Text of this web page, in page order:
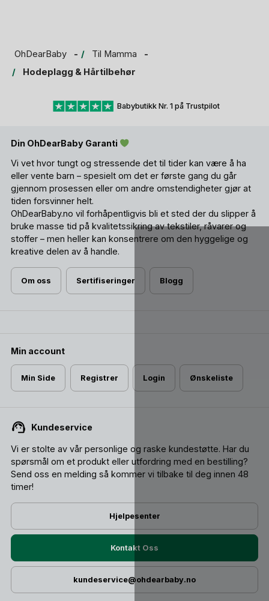
OhDearBaby
Til Mamma
Hodeplagg & Hårtilbehør
Babybutikk Nr. 1 på Trustpilot
Din OhDearBaby Garanti
Vi vet hvor tungt og stressende det til tider kan være å ha
eller vente barn – spesielt om det er første gang du går
gjennom prosessen eller om andre omstendigheter gjør at
tiden forsvinner helt.
OhDearBaby.no vil forhåpentligvis bli et sted der du slipper å
bruke masse tid på kvalitetssikring av tekstiler, råvarer og
stoffer – men heller kan konsentrere om den hyggelige og
kreative delen av å handle.
Om oss Sertifiseringer Blogg
Min account
Min Side Registrer Login Ønskeliste
Kundeservice
Vi er stolte av vår personlige og raske kundestøtte. Har du
spørsmål om et produkt eller utfordring med en bestilling?
Send oss ​​en melding så kommer vi tilbake til deg innen 48
timer!
Hjelpesenter
Kontakt Oss
kundeservice@ohdearbaby.no